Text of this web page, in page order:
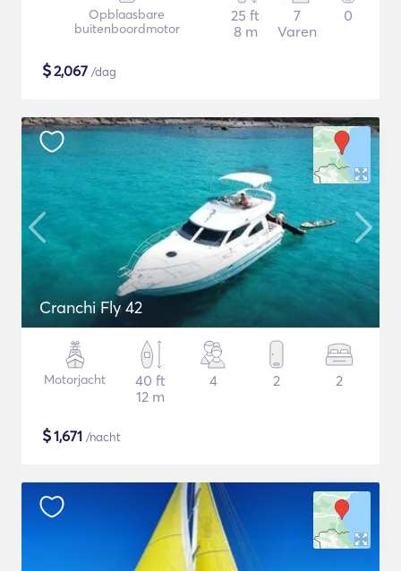
Opblaasbare
buitenboordmotor
25 ft
8 m
7
Varen
0
$2,067 /dag
Cranchi Fly 42
Motorjacht
40 ft
12 m
4 2 2
$1,671 /nacht